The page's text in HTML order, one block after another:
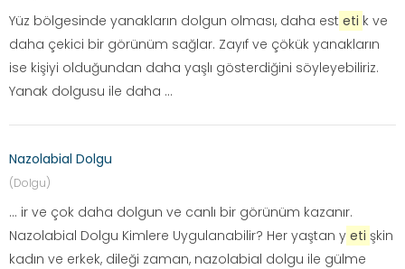
Yüz bölgesinde yanakların dolgun olması, daha est eti k ve
daha çekici bir görünüm sağlar. Zayıf ve çökük yanakların
ise kişiyi olduğundan daha yaşlı gösterdiğini söyleyebiliriz.
Yanak dolgusu ile daha ...
Nazolabial Dolgu
(Dolgu)
... ir ve çok daha dolgun ve canlı bir görünüm kazanır.
Nazolabial Dolgu Kimlere Uygulanabilir? Her yaştan y eti şkin
kadın ve erkek, dileği zaman, nazolabial dolgu ile gülme